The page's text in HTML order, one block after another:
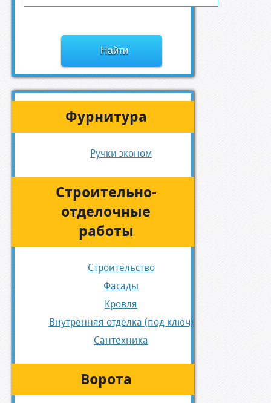
Фурнитура
Ручки эконом
Строительно-
отделочные
работы
Строительство
Фасады
Кровля
Внутренняя отделка (под ключ)
Сантехника
Ворота